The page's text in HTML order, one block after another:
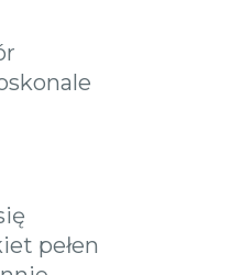
pełen